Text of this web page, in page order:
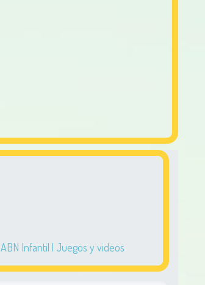
Infantil | Juegos y videos